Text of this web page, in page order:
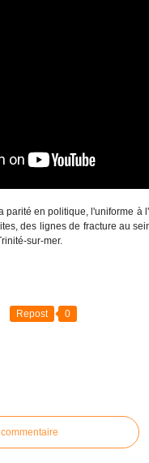
parité en politique, l'uniforme à
des lignes de fracture au
sur-mer.
Repost 0